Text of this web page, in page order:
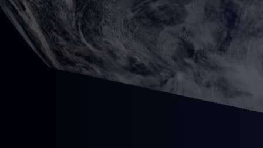
04
Launch
Gründliche Qualitätssicherung, Go-Live-Begleitung und
anschließender Support.